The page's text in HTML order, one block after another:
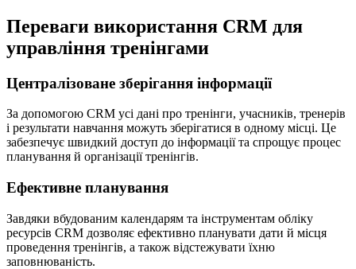
Переваги використання CRM для
управління тренінгами
Централізоване зберігання інформації
За допомогою CRM усі дані про тренінги, учасників, тренерів
і результати навчання можуть зберігатися в одному місці. Це
забезпечує швидкий доступ до інформації та спрощує процес
планування й організації тренінгів.
Ефективне планування
Завдяки вбудованим календарям та інструментам обліку
ресурсів CRM дозволяє ефективно планувати дати й місця
проведення тренінгів, а також відстежувати їхню
заповнюваність.